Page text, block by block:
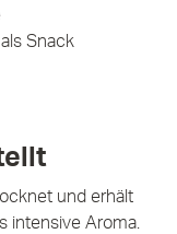
Snack
und erhält
intensive Aroma.